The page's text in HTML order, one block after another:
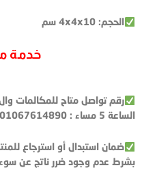
الحجم: 4x4x10 سم
خدمة
الساعة 5 مساء : 01067614890
بشرط عدم وجود ضرر ناتج عن سوء